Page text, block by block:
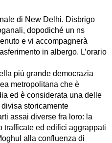
di New Delhi. Disbrigo
dopodiché un ns
e vi accompagnerà
in albergo. L’orario
più grande democrazia
metropolitana che è
ed è considerata una delle
storicamente
assai diverse fra loro: la
trafficate ed edifici aggrappati
alla confluenza di